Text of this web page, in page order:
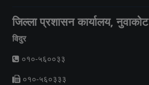
जिल्ला प्रशासन कार्यालय, नुवाकोट
विदुर
०१०-५६००३३
०१०-५६०३३३